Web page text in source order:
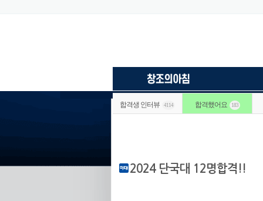
합격생 인터뷰 4114 합격했어요 183
2024 단국대 12명합격!!